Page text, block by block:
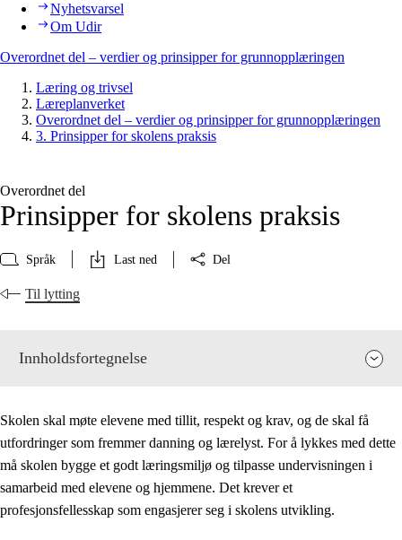
Nyhetsvarsel
Om Udir
Overordnet del – verdier og prinsipper for grunnopplæringen
Læring og trivsel
Læreplanverket
Overordnet del – verdier og prinsipper for grunnopplæringen
3. Prinsipper for skolens praksis
Overordnet del
Prinsipper for skolens praksis
Språk Last ned Del
Til lytting
Innholdsfortegnelse
Skolen skal møte elevene med tillit, respekt og krav, og de skal få
utfordringer som fremmer danning og lærelyst. For å lykkes med dette
må skolen bygge et godt læringsmiljø og tilpasse undervisningen i
samarbeid med elevene og hjemmene. Det krever et
profesjonsfellesskap som engasjerer seg i skolens utvikling.